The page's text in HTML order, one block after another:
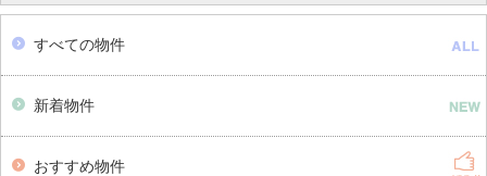
すべての物件
新着物件
おすすめ物件